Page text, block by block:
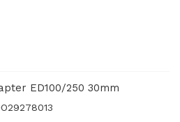
ED100/250 30mm